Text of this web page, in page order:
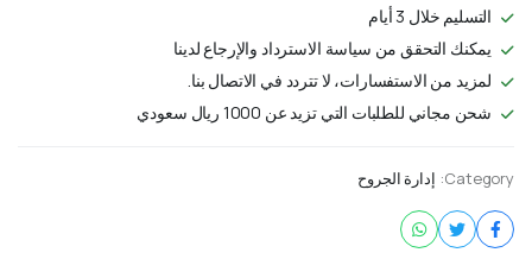
التسليم خلال 3 أيام
يمكنك التحقق من سياسة الاسترداد والإرجاع لدينا
لمزيد من الاستفسارات، لا تتردد في الاتصال بنا.
شحن مجاني للطلبات التي تزيد عن 1000 ريال سعودي
Category: إدارة الجروح